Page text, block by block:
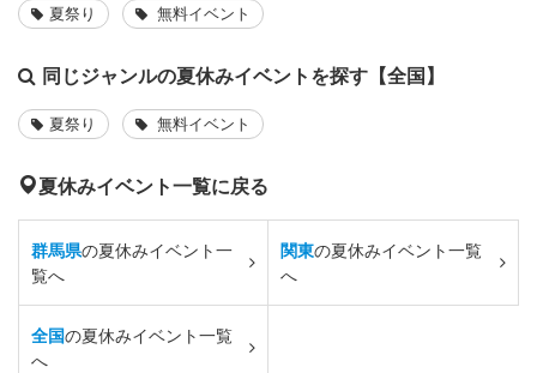
夏祭り 無料イベント
同じジャンルの夏休みイベントを探す【全国】
夏祭り 無料イベント
夏休みイベント一覧に戻る
群馬県の夏休みイベント一
覧へ
関東の夏休みイベント一覧
へ
全国の夏休みイベント一覧
へ